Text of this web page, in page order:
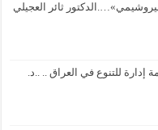
ثائر العجيلي
للتنوع في العراق .. ..د.